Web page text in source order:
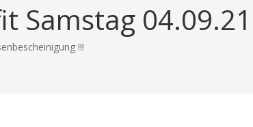
Samstag 04.09.21
!!!